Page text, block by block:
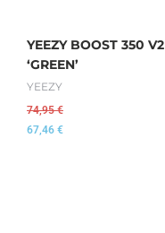
YEEZY BOOST 350 V2
‘GREEN’
YEEZY
74,95€
67,46 €